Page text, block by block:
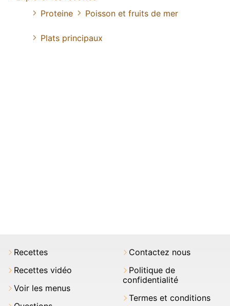
Proteine
Poisson et fruits de mer
Plats principaux
Recettes
Recettes vidéo
Voir les menus
Contactez nous
Politique de
confidentialité
Termes et conditions